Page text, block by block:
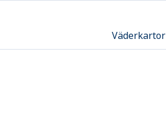
Väderkartor